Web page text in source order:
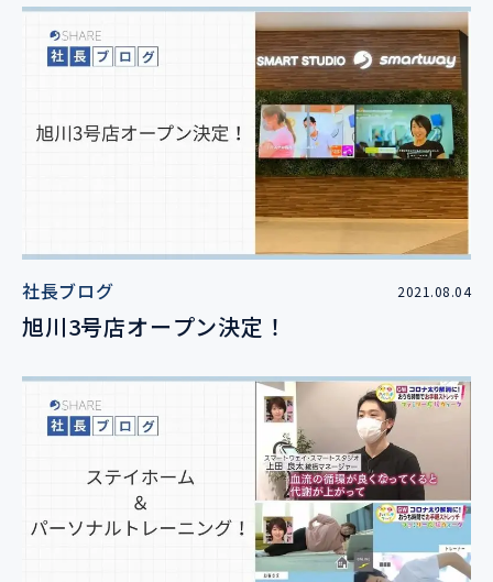
社長ブログ 2021.08.04
旭川3号店オープン決定！